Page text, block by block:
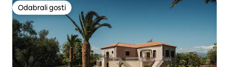
Odabrali gosti
Odabrali gosti